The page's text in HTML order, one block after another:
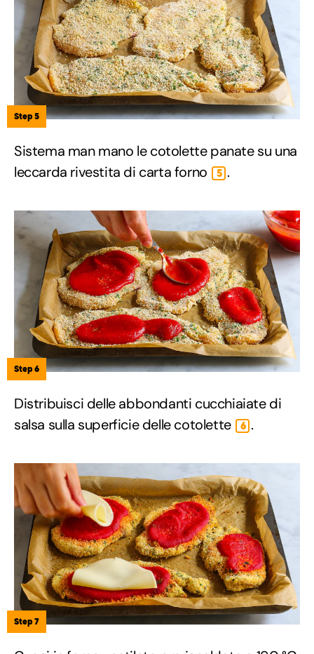
Step 5
Sistema man mano le cotolette panate su una
leccarda rivestita di carta forno
5 .
Step 6
Distribuisci delle abbondanti cucchiaiate di
salsa sulla superficie delle cotolette
6 .
Step 7